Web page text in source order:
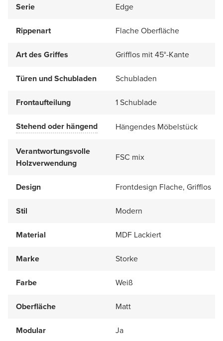
Serie
Edge
Rippenart Flache Oberfläche
Art des Griffes Grifflos mit 45°-Kante
Türen und Schubladen Schubladen
Frontaufteilung 1 Schublade
Stehend oder hängend Hängendes Möbelstück
Verantwortungsvolle
Holzverwendung
FSC mix
Design Frontdesign Flache, Grifflos
Stil Modern
Material MDF Lackiert
Marke Storke
Farbe Weiß
Oberfläche Matt
Modular Ja